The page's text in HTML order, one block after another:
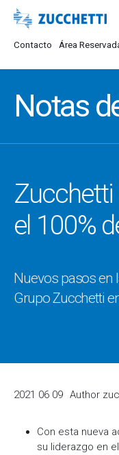
Contacto Área
Notas
Zucchetti
el 100%
Nuevos pasos en
Grupo Zucchetti
2021 06 09 Author
Con esta nueva
su liderazgo en